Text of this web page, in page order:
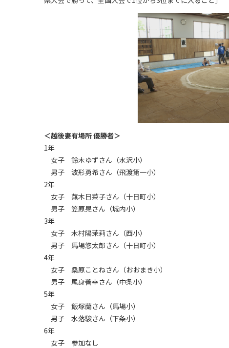
＜越後妻有場所 優勝者＞
1年
女子 鈴木ゆずさん（水沢小）
男子 波形勇希さん（飛渡第一小）
2年
女子 蕪木日菜子さん（十日町小）
男子 笠原晃さん（城内小）
3年
女子 木村陽茉莉さん（西小）
男子 馬場悠太郎さん（十日町小）
4年
女子 桑原ことねさん（おおまき小）
男子 尾身善幸さん（中条小）
5年
女子 飯塚蘭さん（馬場小）
男子 水落駿さん（下条小）
6年
女子 参加なし